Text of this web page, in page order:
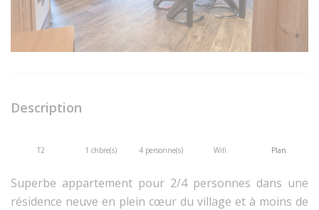
Description
T2 1 chbre(s) 4 personne(s) Wifi Plan
Superbe appartement pour 2/4 personnes dans une
résidence neuve en plein cœur du village et à moins de